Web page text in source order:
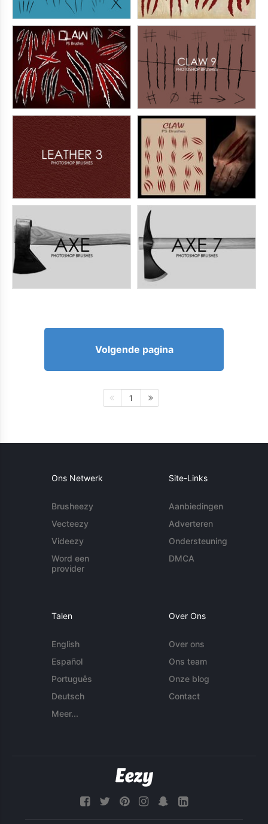
Volgende pagina
1
Ons Netwerk
Brusheezy
Vecteezy
Videezy
Word een
provider
Site-Links
Aanbiedingen
Adverteren
Ondersteuning
DMCA
Talen
English
Español
Português
Deutsch
Meer...
Over Ons
Over ons
Ons team
Onze blog
Contact